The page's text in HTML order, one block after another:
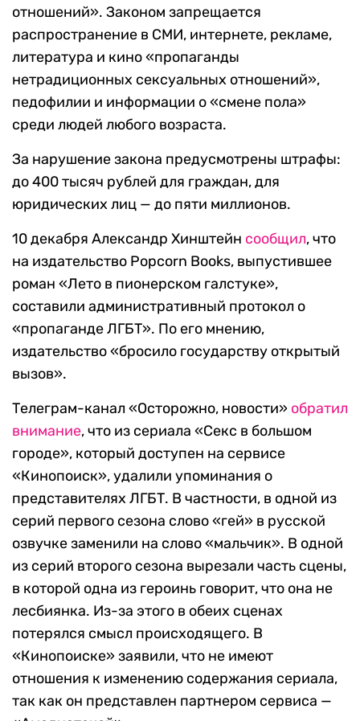
отношений». Законом запрещается
распространение в СМИ, интернете, рекламе,
литература и кино «пропаганды
нетрадиционных сексуальных отношений»,
педофилии и информации о «смене пола»
среди людей любого возраста.
За нарушение закона предусмотрены штрафы:
до 400 тысяч рублей для граждан, для
юридических лиц — до пяти миллионов.
10 декабря Александр Хинштейн сообщил, что
на издательство Popcorn Books, выпустившее
роман «Лето в пионерском галстуке»,
составили административный протокол о
«пропаганде ЛГБТ». По его мнению,
издательство «бросило государству открытый
вызов».
Телеграм-канал «Осторожно, новости» обратил
внимание, что из сериала «Секс в большом
городе», который доступен на сервисе
«Кинопоиск», удалили упоминания о
представителях ЛГБТ. В частности, в одной из
серий первого сезона слово «гей» в русской
озвучке заменили на слово «мальчик». В одной
из серий второго сезона вырезали часть сцены,
в которой одна из героинь говорит, что она не
лесбиянка. Из-за этого в обеих сценах
потерялся смысл происходящего. В
«Кинопоиске» заявили, что не имеют
отношения к изменению содержания сериала,
так как он представлен партнером сервиса —